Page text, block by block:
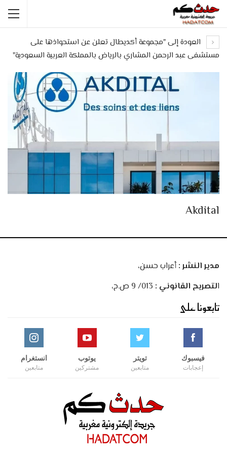
العودة إلى "مجموعة أكديطال تعلن عن استحواذها على
مستشفى عبد الرحمن المشاري بالرياض بالمملكة العربية السعودية"
Akdital
مدير النشر :أعراب حسن،
التصريح القانوني :
تابعونا على
فيسبوك
إعجابات
تويتر
متابعين
يوتوب
مشتركين
انستغرام
متابعين